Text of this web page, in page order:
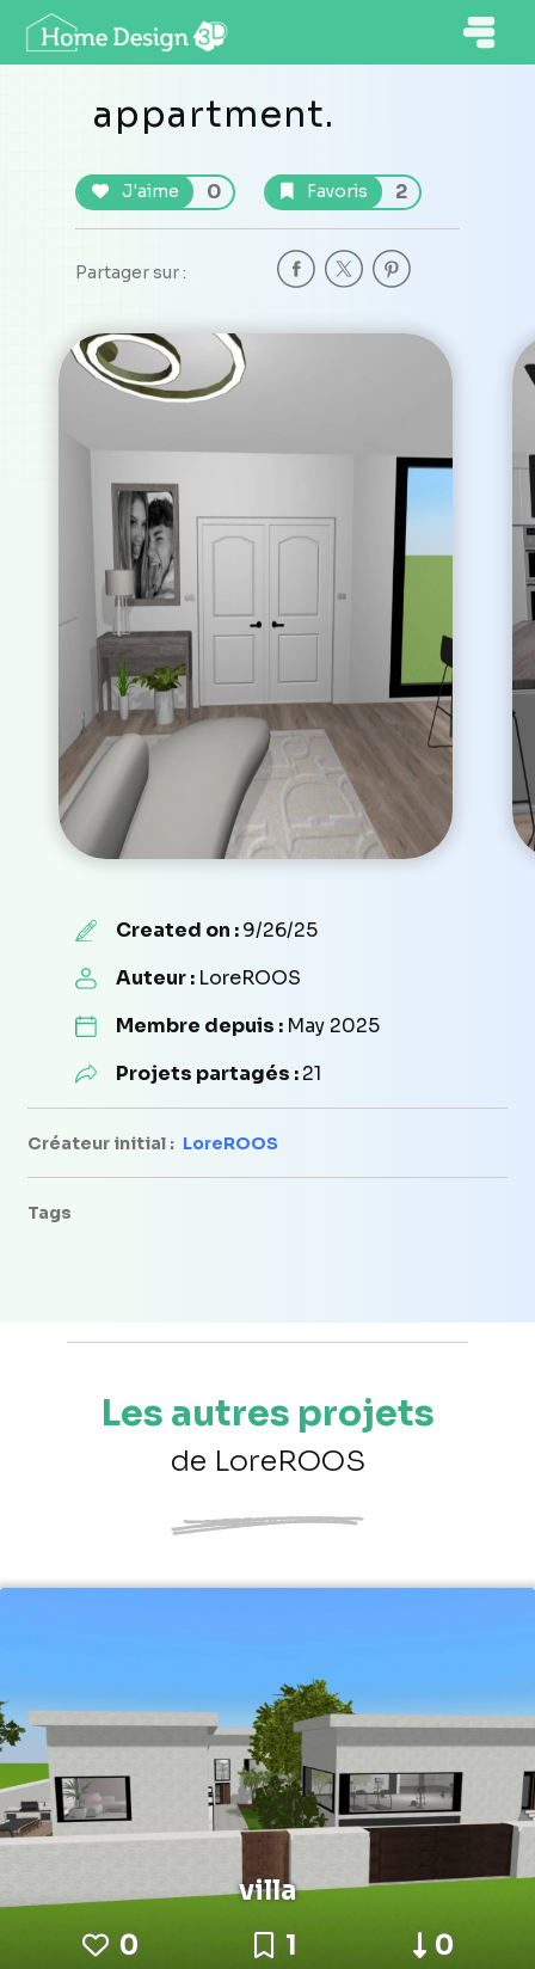
appartment.
J'aime 0 Favoris 2
Partager sur :
Created on :9/26/25
Auteur : LoreROOS
Membre depuis : May 2025
Projets partagés :21
Créateur initial : LoreROOS
Tags
Les autres projets
de LoreROOS
villa
0
1 0